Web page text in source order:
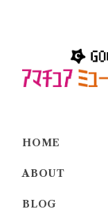
HOME
ABOUT
BLOG